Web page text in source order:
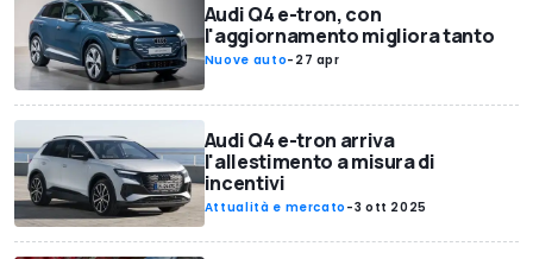
Audi Q4 e-tron, con
l'aggiornamento migliora tanto
Nuove auto- 27 apr
Audi Q4 e-tron arriva
l'allestimento a misura di
incentivi
Attualità e mercato -3 ott 2025